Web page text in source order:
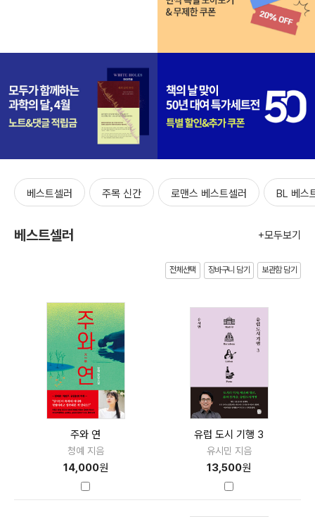
베스트셀러 주목 신간 로맨스 베스트셀러 BL 베스
베스트셀러 +모두보기
전체선택 장바구니 담기 보관함 담기
주와 연
청예 지음
14,000원
유럽 도시 기행 3
유시민 지음
13,500원